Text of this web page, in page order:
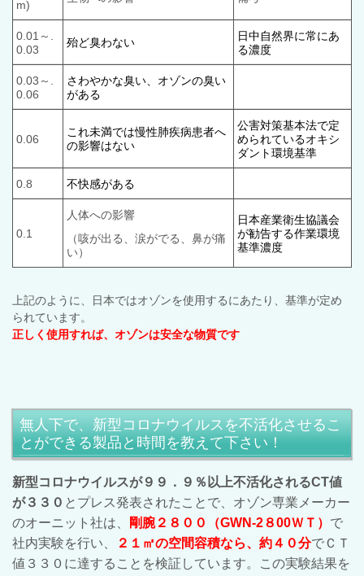
m)
0.01～.
0.03
殆ど臭わない
日中自然界に常にあ
る濃度
0.03～.
0.06
さわやかな臭い、オゾンの臭い
がある
0.06
これ未満では慢性肺疾病患者へ
の影響はない
公害対策基本法で定
められているオキシ
ダント環境基準
0.8 不快感がある
0.1
人体への影響
（咳が出る、涙がでる、鼻が痛
い）
日本産業衛生協議会
が勧告する作業環境
基準濃度
上記のように、日本ではオゾンを使用するにあたり、基準が定め
られています。
正しく使用すれば、オゾンは安全な物質です
無人下で、新型コロナウイルスを不活化させるこ
とができる製品と時間を教えて下さい！
新型コロナウイルスが９９．９％以上不活化されるCT値
が３３０ とプレス発表されたことで、オゾン専業メーカー
のオーニット社は、
剛腕２８００（GWN-2８00ＷＴ） で
社内実験を行い、
２１㎥の空間容積なら、約４０分でＣＴ
値３３０に達することを検証しています。この実験結果を